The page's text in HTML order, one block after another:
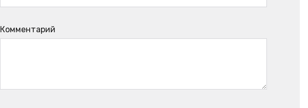
Комментарий